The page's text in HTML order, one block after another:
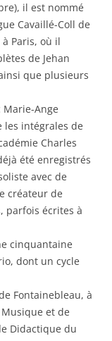
il est nommé
Cavaillé-Coll de
Paris, où il
de Jehan
que plusieurs
Ange
les intégrales de
Charles
été enregistrés
avec de
créateur de
parfois écrites à
cinquantaine
dont un cycle
Fontainebleau, à
et de
Didactique du